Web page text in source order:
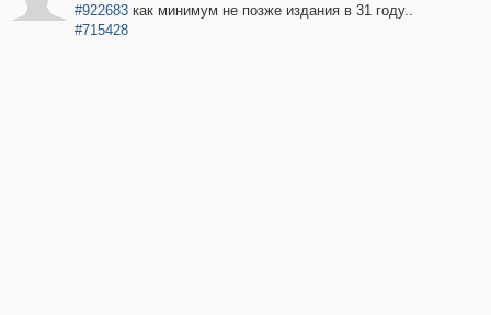
#922683как минимум не позже издания в 31 году..
#715428